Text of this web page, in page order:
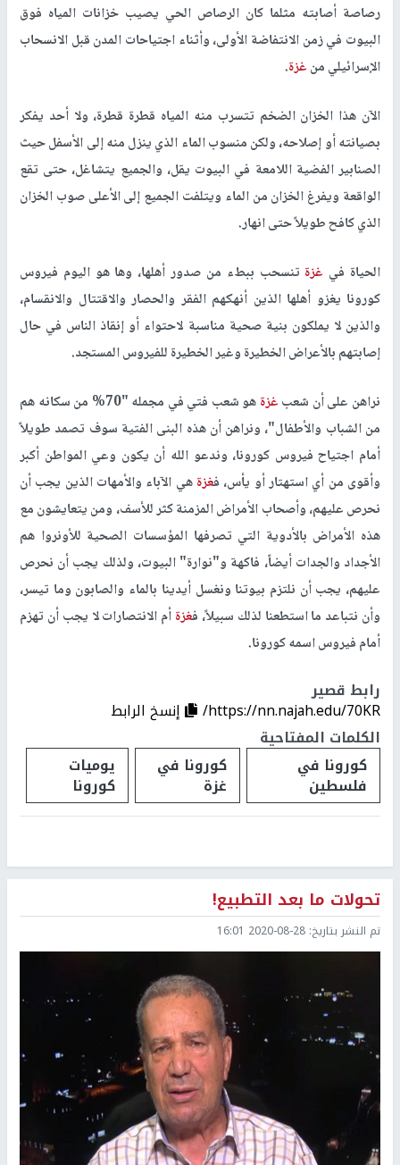
رصاصة أصابته مثلما كان الرصاص الحي يصيب خزانات المياه فوق
البيوت في زمن الانتفاضة الأولى، وأثناء اجتياحات المدن قبل الانسحاب
الإسرائيلي منغزة.
الآن هذا الخزان الضخم تتسرب منه المياه قطرة قطرة، ولا أحد يفكر
بصيانته أو إصلاحه، ولكن منسوب الماء الذي ينزل منه إلى الأسفل حيث
الصنابير الفضية اللامعة في البيوت يقل، والجميع يتشاغل، حتى تقع
الواقعة ويفرغ الخزان من الماء ويتلفت الجميع إلى الأعلى صوب الخزان
الذي كافح طويلاً حتى انهار.
الحياة في غزة تنسحب ببطء من صدور أهلها، وها هو اليوم فيروس
كورونا يغزو أهلها الذين أنهكهم الفقر والحصار والاقتتال والانقسام،
والذين لا يملكون بنية صحية مناسبة لاحتواء أو إنقاذ الناس في حال
إصابتهم بالأعراض الخطيرة وغير الخطيرة للفيروس المستجد.
نراهن على أن شعبغزة
هو شعب فتي في مجمله "70% من سكانه هم
من الشباب والأطفال"، ونراهن أن هذه البنى الفتية سوف تصمد طويلاً
أمام اجتياح فيروس كورونا، وندعو الله أن يكون وعي المواطن أكبر
وأقوى من أي استهتار أو يأس، فغزةهي الآباء والأمهات الذين يجب أن
نحرص عليهم، وأصحاب الأمراض المزمنة كثر للأسف، ومن يتعايشون مع
هذه الأمراض بالأدوية التي تصرفها المؤسسات الصحية للأونروا هم
الأجداد والجدات أيضاً، فاكهة و"نوارة" البيوت، ولذلك يجب أن نحرص
عليهم، يجب أن نلتزم بيوتنا ونغسل أيدينا بالماء والصابون وما تيسر،
وأن نتباعد ما استطعنا لذلك سبيلاً، فغزةأم الانتصارات لا يجب أن تهزم
أمام فيروس اسمه كورونا.
رابط قصير
https://nn.najah.edu/70KR/
إنسخ الرابط
الكلمات المفتاحية
كورونا في
فلسطين
كورونا في
غزة
يوميات
كورونا
تحولات ما بعد التطبيع!
تم النشر بتاريخ: 2020-08-28 16:01